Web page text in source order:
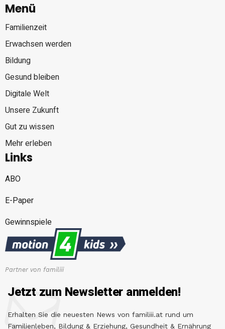
Menü
Familienzeit
Erwachsen werden
Bildung
Gesund bleiben
Digitale Welt
Unsere Zukunft
Gut zu wissen
Mehr erleben
Links
ABO
E-Paper
Gewinnspiele
Partner von familiii
Jetzt zum Newsletter anmelden!
Erhalten Sie die neuesten News von familiii.at rund um
Familienleben, Bildung & Erziehung, Gesundheit & Ernährung